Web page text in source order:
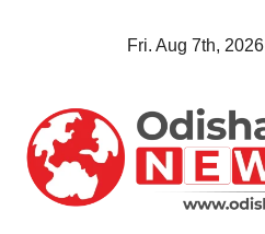
Fri. Aug 7th, 2026